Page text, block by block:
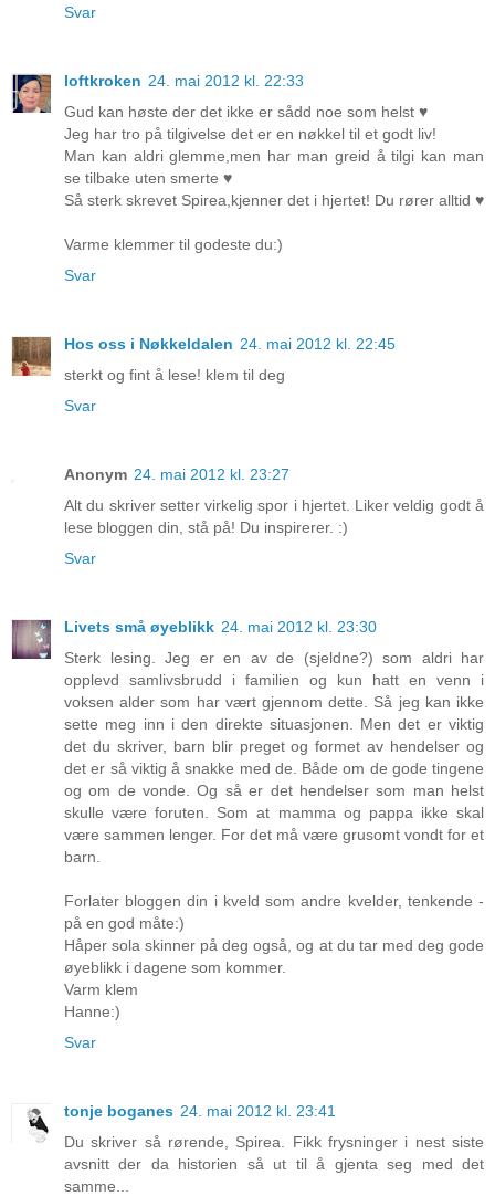
Svar
loftkroken 24. mai 2012 kl. 22:33
Gud kan høste der det ikke er sådd noe som helst ♥
Jeg har tro på tilgivelse det er en nøkkel til et godt liv!
Man kan aldri glemme,men har man greid å tilgi kan man
se tilbake uten smerte ♥
Så sterk skrevet Spirea,kjenner det i hjertet! Du rører alltid ♥
Varme klemmer til godeste du:)
Svar
Hos oss i Nøkkeldalen 24. mai 2012 kl. 22:45
sterkt og fint å lese! klem til deg
Svar
Anonym 24. mai 2012 kl. 23:27
Alt du skriver setter virkelig spor i hjertet. Liker veldig godt å
lese bloggen din, stå på! Du inspirerer. :)
Svar
Livets små øyeblikk 24. mai 2012 kl. 23:30
Sterk lesing. Jeg er en av de (sjeldne?) som aldri har
opplevd samlivsbrudd i familien og kun hatt en venn i
voksen alder som har vært gjennom dette. Så jeg kan ikke
sette meg inn i den direkte situasjonen. Men det er viktig
det du skriver, barn blir preget og formet av hendelser og
det er så viktig å snakke med de. Både om de gode tingene
og om de vonde. Og så er det hendelser som man helst
skulle være foruten. Som at mamma og pappa ikke skal
være sammen lenger. For det må være grusomt vondt for et
barn.
Forlater bloggen din i kveld som andre kvelder, tenkende -
på en god måte:)
Håper sola skinner på deg også, og at du tar med deg gode
øyeblikk i dagene som kommer.
Varm klem
Hanne:)
Svar
tonje boganes 24. mai 2012 kl. 23:41
Du skriver så rørende, Spirea. Fikk frysninger i nest siste
avsnitt der da historien så ut til å gjenta seg med det
samme...